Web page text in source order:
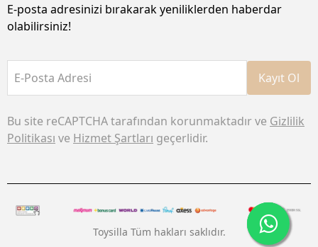
E-posta adresinizi bırakarak yeniliklerden haberdar
olabilirsiniz!
E-Posta Adresi Kayıt Ol
Bu site reCAPTCHA tarafından korunmaktadır ve Gizlilik
Politikası ve Hizmet Şartları geçerlidir.
Toysilla Tüm hakları saklıdır.